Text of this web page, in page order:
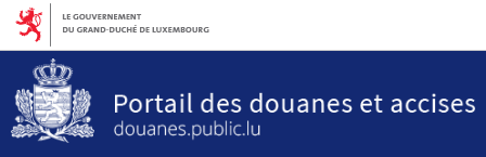
Aller
navigation
Aller
contenu